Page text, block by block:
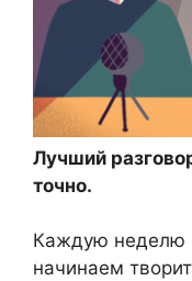
Лучший
точно.
Каждую неделю
начинаем